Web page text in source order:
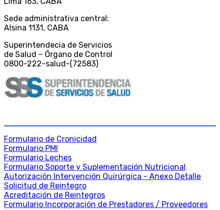
Sede administrativa central:
Alsina 1131, CABA
Superintendecia de Servicios
de Salud – Órgano de Control
0800-222-salud-(72583)
Formulario de Cronicidad
Formulario PMI
Formulario Leches
Formulario Soporte y Suplementación Nutricional
Autorización Intervención Quirúrgica - Anexo Detalle
Solicitud de Reintegro
Acreditación de Reintegros
Formulario Incorporación de Prestadores / Proveedores